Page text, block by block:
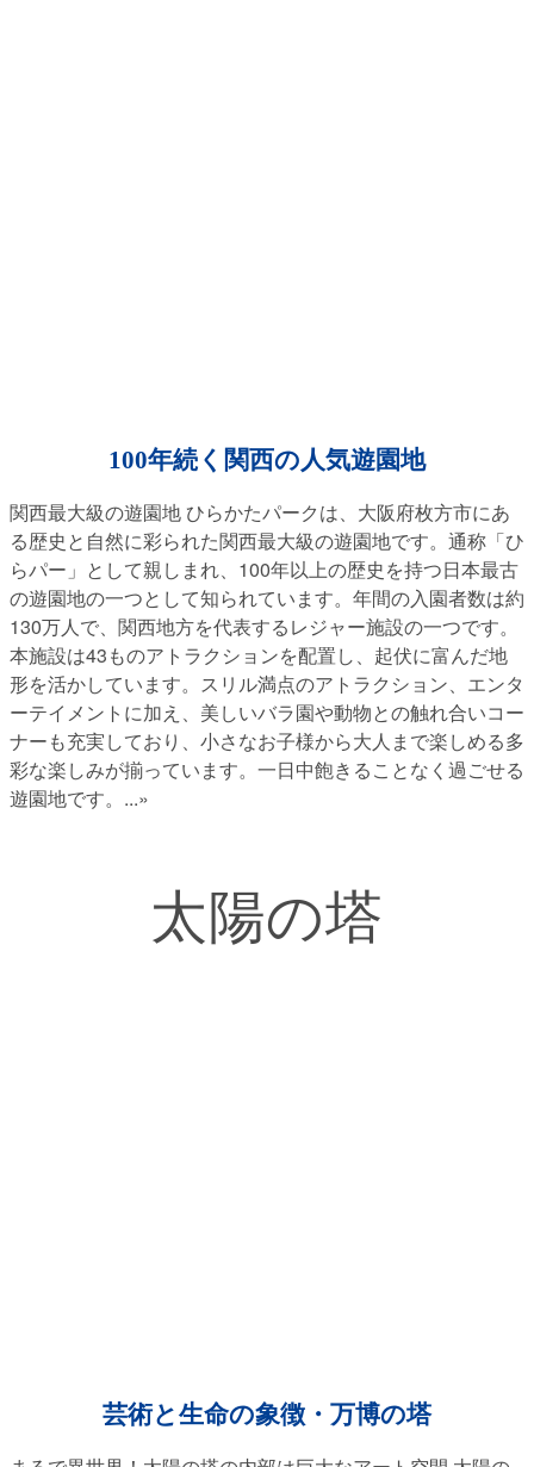
100年続く関西の人気遊園地
関西最大級の遊園地 ひらかたパークは、大阪府枚方市にあ
る歴史と自然に彩られた関西最大級の遊園地です。通称「ひ
らパー」として親しまれ、100年以上の歴史を持つ日本最古
の遊園地の一つとして知られています。年間の入園者数は約
130万人で、関西地方を代表するレジャー施設の一つです。
本施設は43ものアトラクションを配置し、起伏に富んだ地
形を活かしています。スリル満点のアトラクション、エンタ
ーテイメントに加え、美しいバラ園や動物との触れ合いコー
ナーも充実しており、小さなお子様から大人まで楽しめる多
彩な楽しみが揃っています。一日中飽きることなく過ごせる
遊園地です。 ...»
太陽の塔
芸術と生命の象徴・万博の塔